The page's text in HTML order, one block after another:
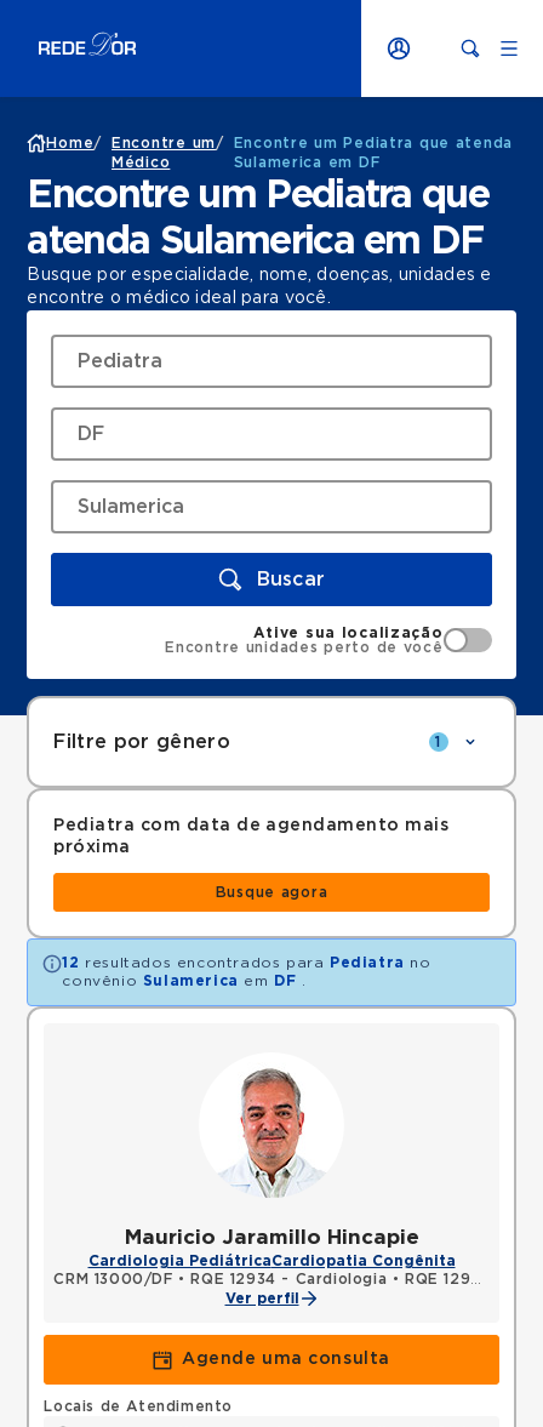
Home/
Encontre um
Médico
/
Encontre um Pediatra que atenda
Sulamerica em DF
Encontre um Pediatra que
atenda Sulamerica em DF
Busque por especialidade, nome, doenças, unidades e
encontre o médico ideal para você.
Buscar
Ative sua localização
Encontre unidades perto de você
Filtre por gênero 1
Pediatra com data de agendamento mais
próxima
Busque agora
12 resultados encontrados para Pediatra no
convênio Sulamerica em DF
Mauricio Jaramillo Hincapie
Cardiologia PediátricaCardiopatia Congênita
CRM 13000/DF • RQE 12934 - Cardiologia •
RQE 12935 - Pediatria
Ver perfil
Agende uma consulta
Locais de Atendimento